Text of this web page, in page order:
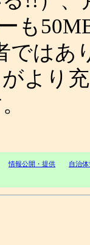
も
ではあ
より
情報公開・提供 自治